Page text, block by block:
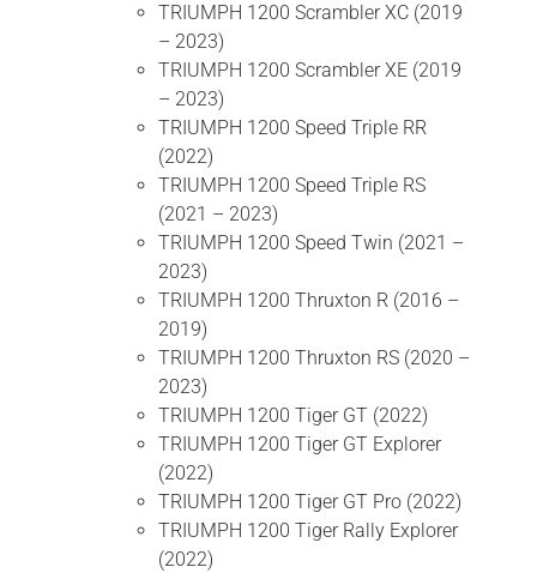
TRIUMPH 1200 Scrambler XC (2019
– 2023)
TRIUMPH 1200 Scrambler XE (2019
– 2023)
TRIUMPH 1200 Speed Triple RR
(2022)
TRIUMPH 1200 Speed Triple RS
(2021 – 2023)
TRIUMPH 1200 Speed Twin (2021 –
2023)
TRIUMPH 1200 Thruxton R (2016 –
2019)
TRIUMPH 1200 Thruxton RS (2020 –
2023)
TRIUMPH 1200 Tiger GT (2022)
TRIUMPH 1200 Tiger GT Explorer
(2022)
TRIUMPH 1200 Tiger GT Pro (2022)
TRIUMPH 1200 Tiger Rally Explorer
(2022)